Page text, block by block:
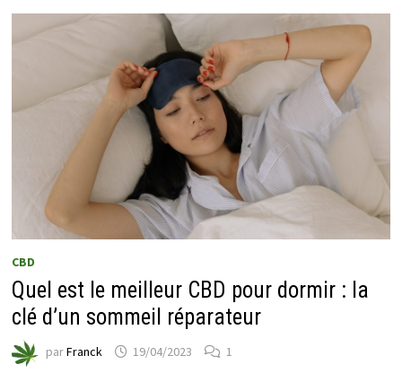
CBD
Quel est le meilleur CBD pour dormir : la
clé d’un sommeil réparateur
parFranck 19/04/2023 1